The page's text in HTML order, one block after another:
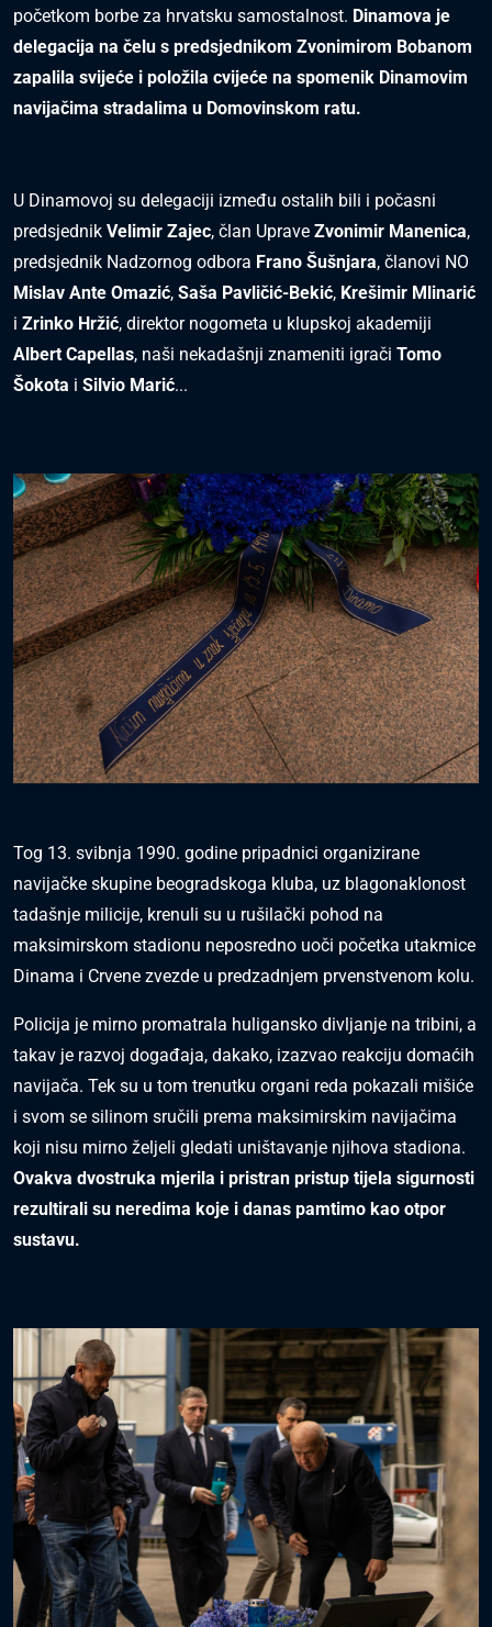
početkom borbe za hrvatsku samostalnost. Dinamova je
delegacija na čelu s predsjednikom Zvonimirom Bobanom
zapalila svijeće i položila cvijeće na spomenik Dinamovim
navijačima stradalima u Domovinskom ratu.
U Dinamovoj su delegaciji između ostalih bili i počasni
predsjednik Velimir Zajec, član Uprave Zvonimir Manenica,
predsjednik Nadzornog odbora Frano Šušnjara, članovi NO
Mislav Ante Omazić, Saša Pavličić-Bekić, Krešimir Mlinarić
i Zrinko Hržić, direktor nogometa u klupskoj akademiji
Albert Capellas, naši nekadašnji znameniti igrači Tomo
Šokota i Silvio Marić...
Tog 13. svibnja 1990. godine pripadnici organizirane
navijačke skupine beogradskoga kluba, uz blagonaklonost
tadašnje milicije, krenuli su u rušilački pohod na
maksimirskom stadionu neposredno uoči početka utakmice
Dinama i Crvene zvezde u predzadnjem prvenstvenom kolu.
Policija je mirno promatrala huligansko divljanje na tribini, a
takav je razvoj događaja, dakako, izazvao reakciju domaćih
navijača. Tek su u tom trenutku organi reda pokazali mišiće
i svom se silinom sručili prema maksimirskim navijačima
koji nisu mirno željeli gledati uništavanje njihova stadiona.
Ovakva dvostruka mjerila i pristran pristup tijela sigurnosti
rezultirali su neredima koje i danas pamtimo kao otpor
sustavu.